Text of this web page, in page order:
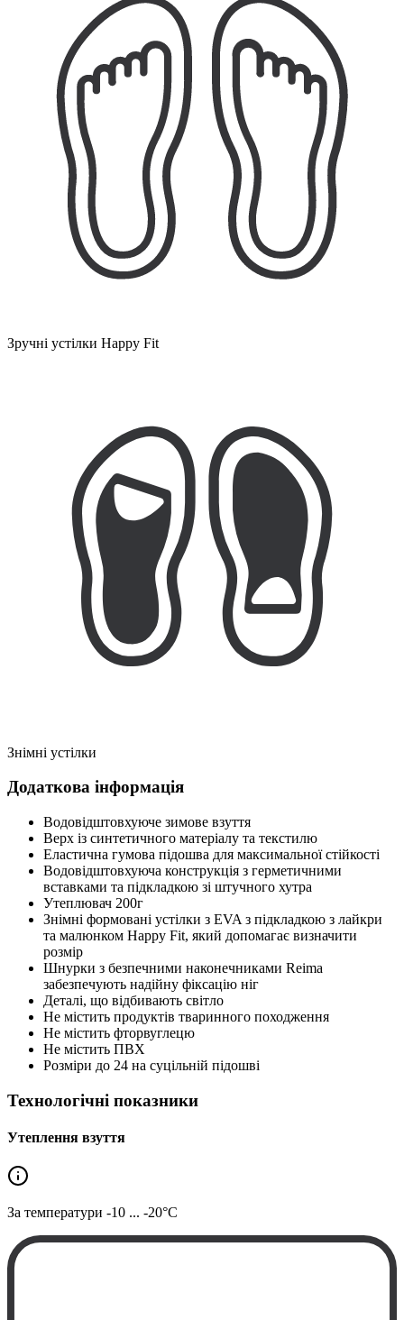
Зручні устілки Happy Fit
Знімні устілки
Додаткова інформація
Водовідштовхуюче зимове взуття
Верх із синтетичного матеріалу та текстилю
Еластична гумова підошва для максимальної стійкості
Водовідштовхуюча конструкція з герметичними
вставками та підкладкою зі штучного хутра
Утеплювач 200г
Знімні формовані устілки з EVA з підкладкою з лайкри
та малюнком Happy Fit, який допомагає визначити
розмір
Шнурки з безпечними наконечниками Reima
забезпечують надійну фіксацію ніг
Деталі, що відбивають світло
Не містить продуктів тваринного походження
Не містить фторвуглецю
Не містить ПВХ
Розміри до 24 на суцільній підошві
Технологічні показники
Утеплення взуття
За температури -10 ... -20°C